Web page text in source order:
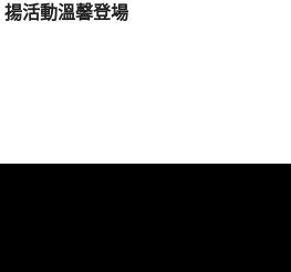
揚活動溫馨登場